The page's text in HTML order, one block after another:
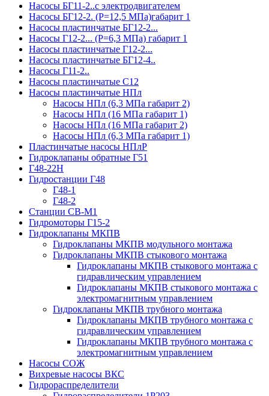
Насосы БГ11-2..с электродвигателем
Насосы БГ12-2. (Р=12,5 МПа)габарит 1
Насосы пластинчатые БГ12-2...
Насосы Г12-2... (Р=6,3 МПа) габарит 1
Насосы пластинчатые Г12-2...
Насосы пластинчатые БГ12-4..
Насосы Г11-2..
Насосы пластинчатые С12
Насосы пластинчатые НПл
Насосы НПл (6,3 МПа габарит 2)
Насосы НПл (16 МПа габарит 1)
Насосы НПл (16 МПа габарит 2)
Насосы НПл (6,3 МПа габарит 1)
Пластинчатые насосы НПлР
Гидроклапаны обратные Г51
Г48-22Н
Гидростанции Г48
Г48-1
Г48-2
Станции СВ-М1
Гидромоторы Г15-2
Гидроклапаны МКПВ
Гидроклапаны МКПВ модульного монтажа
Гидроклапаны МКПВ стыкового монтажа
Гидроклапаны МКПВ стыкового монтажа с
гидравлическим управлением
Гидроклапаны МКПВ стыкового монтажа с
электромагнитным управлением
Гидроклапаны МКПВ трубного монтажа
Гидроклапаны МКПВ трубного монтажа с
гидравлическим управлением
Гидроклапаны МКПВ трубного монтажа с
электромагнитным управлением
Насосы СОЖ
Вихревые насосы ВКС
Гидрораспределители